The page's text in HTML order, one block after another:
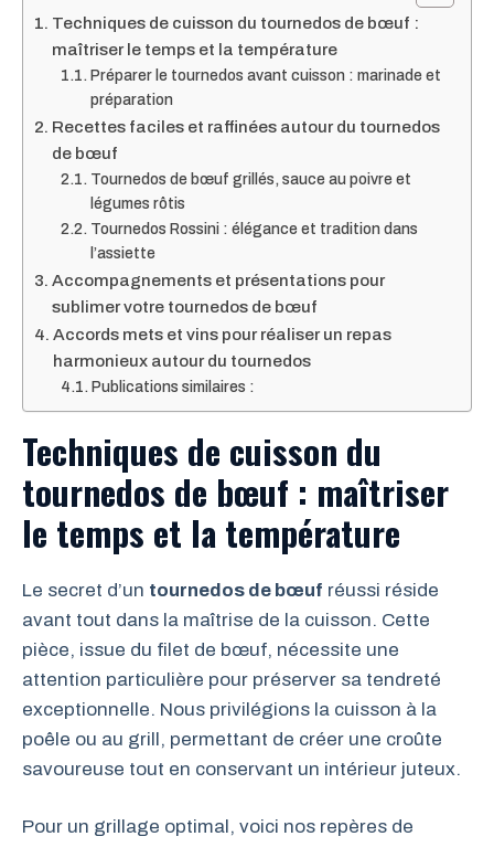
Techniques de cuisson du tournedos de bœuf :
maîtriser le temps et la température
Préparer le tournedos avant cuisson : marinade et
préparation
Recettes faciles et raffinées autour du tournedos
de bœuf
Tournedos de bœuf grillés, sauce au poivre et
légumes rôtis
Tournedos Rossini : élégance et tradition dans
l’assiette
Accompagnements et présentations pour
sublimer votre tournedos de bœuf
Accords mets et vins pour réaliser un repas
harmonieux autour du tournedos
Publications similaires :
Techniques de cuisson du
tournedos de bœuf : maîtriser
le temps et la température
Le secret d’un tournedos de bœuf réussi réside
avant tout dans la maîtrise de la cuisson. Cette
pièce, issue du filet de bœuf, nécessite une
attention particulière pour préserver sa tendreté
exceptionnelle. Nous privilégions la cuisson à la
poêle ou au grill, permettant de créer une croûte
savoureuse tout en conservant un intérieur juteux.
Pour un grillage optimal, voici nos repères de